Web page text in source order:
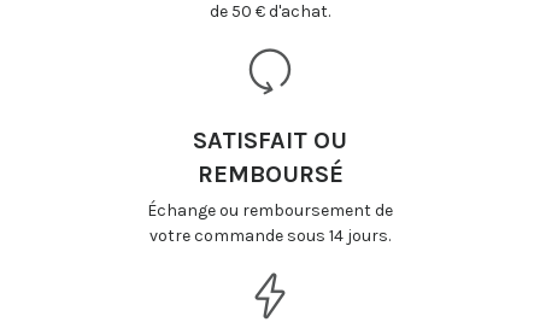
de 50 € d'achat.
SATISFAIT OU
REMBOURSÉ
Échange ou remboursement de
votre commande sous 14 jours.